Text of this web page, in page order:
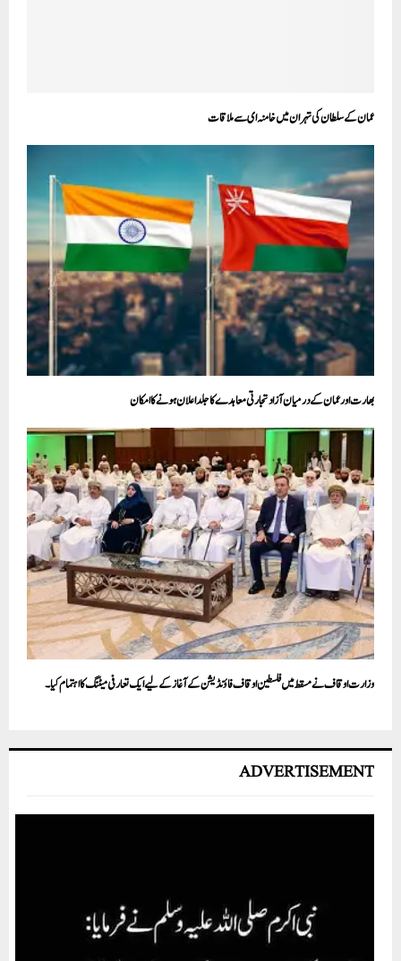
عمان کے سلطان کی تہران میں خامنہ ای سے ملاقات
بھارت اور عمان کے درمیان آزاد تجارتی معاہدے کا جلد اعلان ہونے کا امکان
وزارت اوقاف نے مسقط میں فلسطین اوقاف فاؤنڈیشن کے آغاز کے لیے ایک تعارفی میٹنگ کا اہتمام کیا۔
ADVERTISEMENT